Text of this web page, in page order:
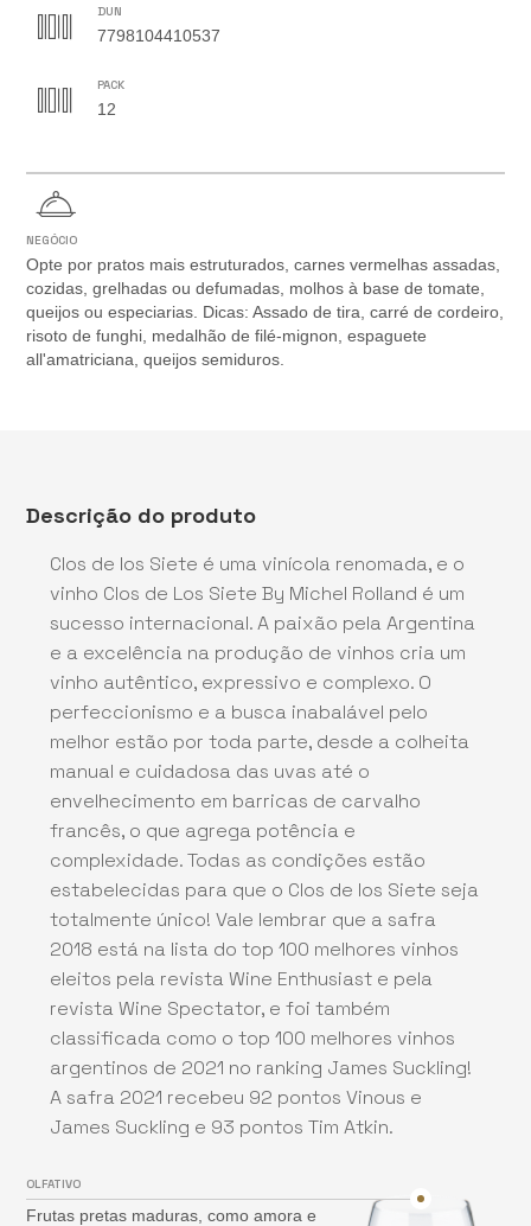
DUN
7798104410537
PACK
12
NEGÓCIO
Opte por pratos mais estruturados, carnes vermelhas assadas,
cozidas, grelhadas ou defumadas, molhos à base de tomate,
queijos ou especiarias. Dicas: Assado de tira, carré de cordeiro,
risoto de funghi, medalhão de filé-mignon, espaguete
all'amatriciana, queijos semiduros.
Descrição do produto
Clos de los Siete é uma vinícola renomada, e o
vinho Clos de Los Siete By Michel Rolland é um
sucesso internacional. A paixão pela Argentina
e a excelência na produção de vinhos cria um
vinho autêntico, expressivo e complexo. O
perfeccionismo e a busca inabalável pelo
melhor estão por toda parte, desde a colheita
manual e cuidadosa das uvas até o
envelhecimento em barricas de carvalho
francês, o que agrega potência e
complexidade. Todas as condições estão
estabelecidas para que o Clos de los Siete seja
totalmente único! Vale lembrar que a safra
2018 está na lista do top 100 melhores vinhos
eleitos pela revista Wine Enthusiast e pela
revista Wine Spectator, e foi também
classificada como o top 100 melhores vinhos
argentinos de 2021 no ranking James Suckling!
A safra 2021 recebeu 92 pontos Vinous e
James Suckling e 93 pontos Tim Atkin.
OLFATIVO
Frutas pretas maduras, como amora e